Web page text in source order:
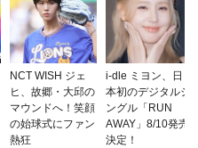
NCT WISH ジェ
ヒ、故郷・大邱の
マウンドへ！笑顔
の始球式にファン
熱狂
i-dle ミヨン、日
本初のデジタルシ
ングル「RUN
AWAY」8/10発売
決定！